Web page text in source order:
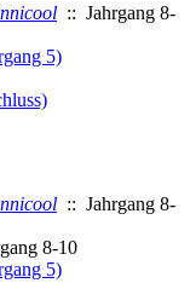
:: Jahrgang 8-
5)
:: Jahrgang 8-
8-10
5)